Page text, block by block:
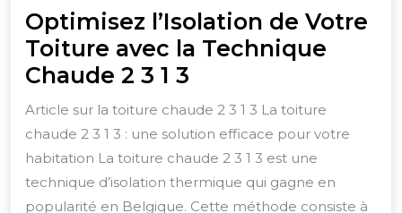
Optimisez l’Isolation de Votre
Toiture avec la Technique
Chaude 2 3 1 3
l’Isolation
de
Votre
Toiture
Article sur la toiture chaude 2 3 1 3 La toiture
chaude 2 3 1 3 : une solution efficace pour votre
habitation La toiture chaude 2 3 1 3 est une
technique d’isolation thermique qui gagne en
popularité en Belgique. Cette méthode consiste à